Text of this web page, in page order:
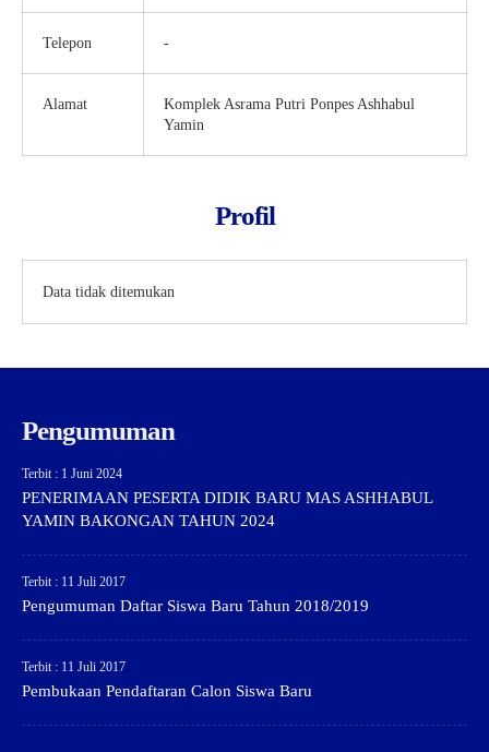
Telepon -
Alamat
Komplek Asrama Putri Ponpes Ashhabul
Yamin
Profil
Data tidak ditemukan
Pengumuman
Terbit : 1 Juni 2024
PENERIMAAN PESERTA DIDIK BARU MAS ASHHABUL
YAMIN BAKONGAN TAHUN 2024
Terbit : 11 Juli 2017
Pengumuman Daftar Siswa Baru Tahun 2018/2019
Terbit : 11 Juli 2017
Pembukaan Pendaftaran Calon Siswa Baru